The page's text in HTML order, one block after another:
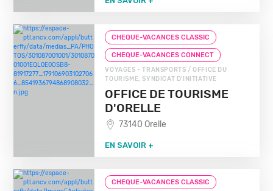
CHEQUE-VACANCES CLASSIC
CHEQUE-VACANCES CONNECT
VOYAGES - TRANSPORTS / OFFICE DU
TOURISME, SYNDICAT D'INITIATIVE
OFFICE DE TOURISME
D'ORELLE
73140 Orelle
EN SAVOIR +
CHEQUE-VACANCES CLASSIC